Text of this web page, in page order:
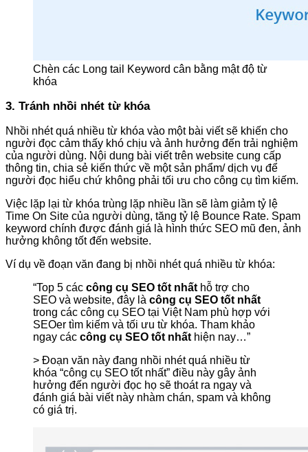
Chèn các Long tail Keyword cân bằng mật độ từ
khóa
3. Tránh nhồi nhét từ khóa
Nhồi nhét quá nhiều từ khóa vào một bài viết sẽ khiến cho
người đọc cảm thấy khó chịu và ảnh hưởng đến trải nghiệm
của người dùng. Nội dung bài viết trên website cung cấp
thông tin, chia sẻ kiến thức về một sản phẩm/ dịch vụ để
người đọc hiểu chứ không phải tối ưu cho công cụ tìm kiếm.
Việc lặp lại từ khóa trùng lặp nhiều lần sẽ làm giảm tỷ lệ
Time On Site của người dùng, tăng tỷ lệ Bounce Rate. Spam
keyword chính được đánh giá là hình thức SEO mũ đen, ảnh
hưởng không tốt đến website.
Ví dụ về đoạn văn đang bị nhồi nhét quá nhiều từ khóa:
“Top 5 các công cụ SEO tốt nhất hỗ trợ cho
SEO và website, đây là công cụ SEO tốt nhất
trong các công cụ SEO tại Việt Nam phù hợp với
SEOer tìm kiếm và tối ưu từ khóa. Tham khảo
ngay các công cụ SEO tốt nhất hiện nay…”
> Đoạn văn này đang nhồi nhét quá nhiều từ
khóa “công cụ SEO tốt nhất” điều này gây ảnh
hưởng đến người đọc họ sẽ thoát ra ngay và
đánh giá bài viết này nhàm chán, spam và không
có giá trị.